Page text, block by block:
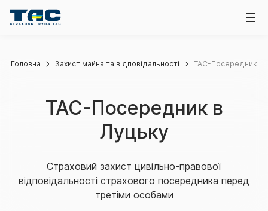
Головна Захист майна та відповідальності ТАС-Посередник
ТАС-Посередник в
Луцьку
Страховий захист цивільно-правової
відповідальності страхового посередника перед
третіми особами